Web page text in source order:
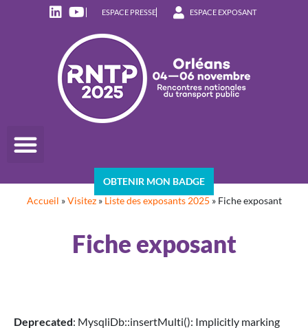
ESPACE PRESSE ESPACE EXPOSANT
OBTENIR MON BADGE
Accueil »Visitez» Liste des exposants 2025 » Fiche exposant
Fiche exposant
Deprecated: MysqliDb::insertMulti(): Implicitly marking